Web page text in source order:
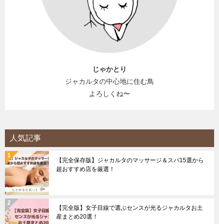
じゃかとり
ジャカルタの中心地に住む鳥
よろしくね〜
人気記事
【完全保存版】ジャカルタのマッサージ＆スパ15選から
超おすすめ店を厳選！
【完全版】女子目線で選ぶセンスが光るジャカルタお土
産まとめ20選！